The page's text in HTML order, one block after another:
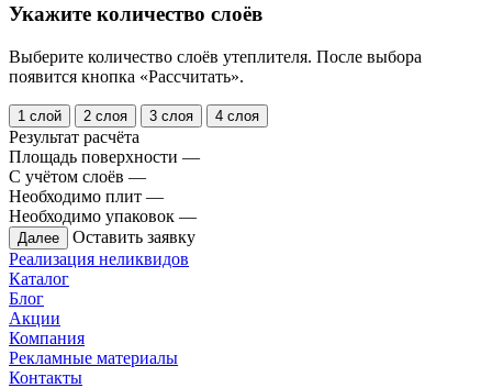
Укажите количество слоёв
Выберите количество слоёв утеплителя. После выбора
появится кнопка «Рассчитать».
1 слой 2 слоя 3 слоя 4 слоя
Результат расчёта
Площадь поверхности —
С учётом слоёв —
Необходимо плит —
Необходимо упаковок —
Далее
Оставить заявку
Реализация неликвидов
Каталог
Блог
Акции
Компания
Рекламные материалы
Контакты